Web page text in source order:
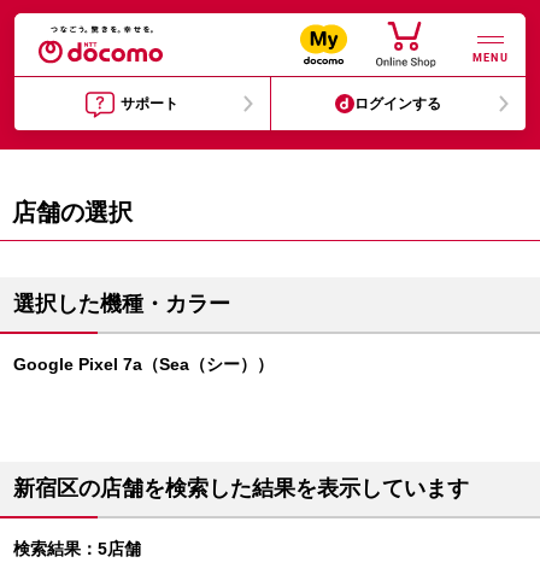
MENU
サポート ログインする
店舗の選択
選択した機種・カラー
Google Pixel 7a（Sea（シー））
新宿区の店舗を検索した結果を表示しています
検索結果：5店舗